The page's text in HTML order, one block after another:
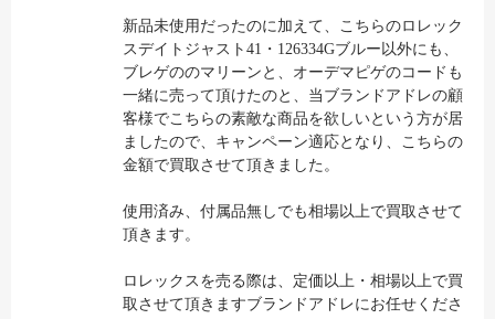
新品未使用だったのに加えて、こちらのロレック
スデイトジャスト41・126334Gブルー以外にも、
ブレゲののマリーンと、オーデマピゲのコードも
一緒に売って頂けたのと、当ブランドアドレの顧
客様でこちらの素敵な商品を欲しいという方が居
ましたので、キャンペーン適応となり、こちらの
金額で買取させて頂きました。
使用済み、付属品無しでも相場以上で買取させて
頂きます。
ロレックスを売る際は、定価以上・相場以上で買
取させて頂きますブランドアドレにお任せくださ